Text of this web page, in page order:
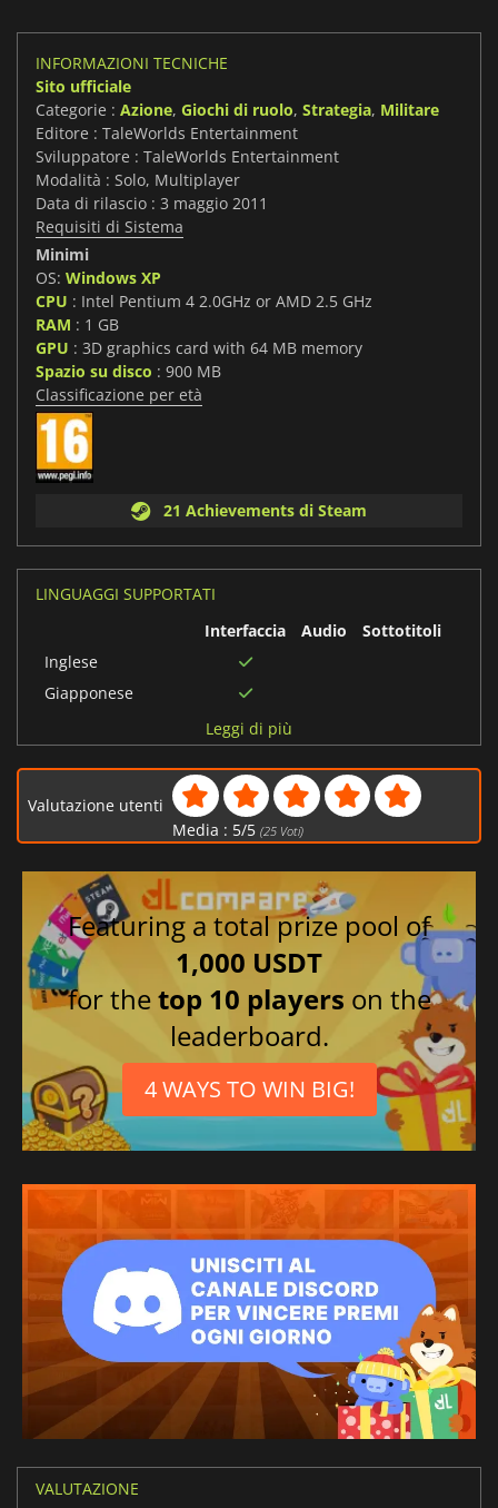
INFORMAZIONI TECNICHE
Sito ufficiale
Categorie : Azione, Giochi di ruolo, Strategia, Militare
Editore : TaleWorlds Entertainment
Sviluppatore : TaleWorlds Entertainment
Modalità : Solo, Multiplayer
Data di rilascio : 3 maggio 2011
Requisiti di Sistema
Minimi
OS: Windows XP
CPU : Intel Pentium 4 2.0GHz or AMD 2.5 GHz
RAM : 1 GB
GPU : 3D graphics card with 64 MB memory
Spazio su disco : 900 MB
Classificazione per età
21 Achievements di Steam
LINGUAGGI SUPPORTATI
Interfaccia
Audio
Sottotitoli
Inglese
Giapponese
Tedesco
Polacco
Cinese tradizionale
Ceco
Cinese semplificato
Russo
Leggi di più
Valutazione utenti
Media : 5/5 (25Voti)
Featuring a total prize pool of
1,000 USDT
for thetop 10 players on the
leaderboard.
4 WAYS TO WIN BIG!
VALUTAZIONE